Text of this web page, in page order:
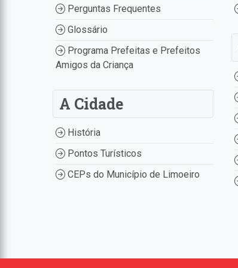
Perguntas Frequentes
Glossário
Programa Prefeitas e Prefeitos
Amigos da Criança
A Cidade
História
Pontos Turísticos
CEPs do Município de Limoeiro